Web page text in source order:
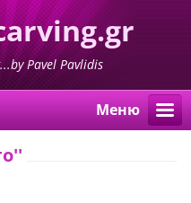
Pavel Pavlidis
Mеню